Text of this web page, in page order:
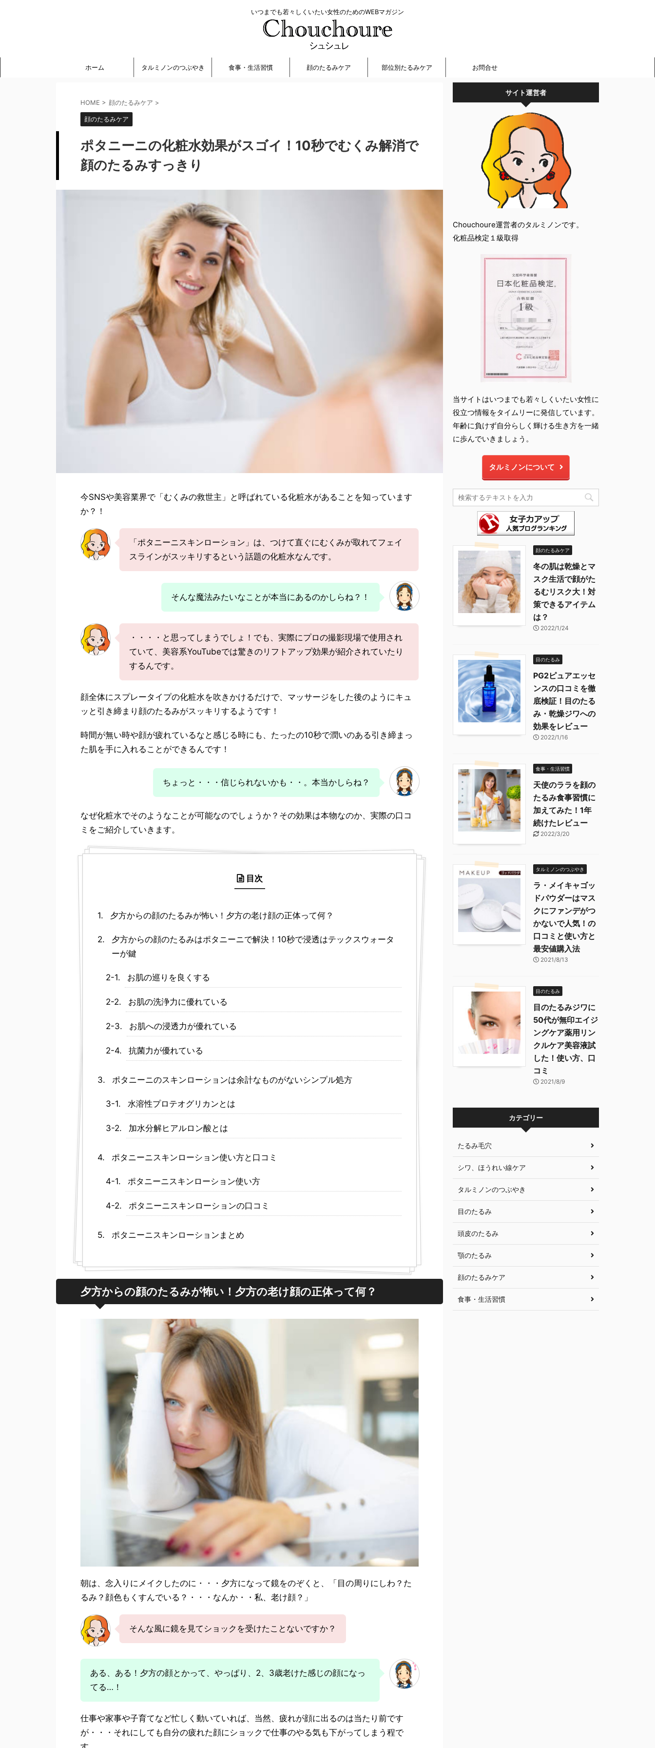
いつまでも若々しくいたい女性のためのWEBマガジン
ホーム タルミノンのつぶやき 食事・生活習慣 顔のたるみケア 部位別たるみケア お問合せ
HOME > 顔のたるみケア >
顔のたるみケア
ポタニーニの化粧水効果がスゴイ！10秒でむくみ解消で
顔のたるみすっきり
今SNSや美容業界で「むくみの救世主」と呼ばれている化粧水があることを知っています
か？！
「ポタニーニスキンローション」は、つけて直ぐにむくみが取れてフェイ
スラインがスッキリするという話題の化粧水なんです。
そんな魔法みたいなことが本当にあるのかしらね？！
・・・・と思ってしまうでしょ！でも、実際にプロの撮影現場で使用され
ていて、美容系YouTubeでは驚きのリフトアップ効果が紹介されていたり
するんです。
顔全体にスプレータイプの化粧水を吹きかけるだけで、マッサージをした後のようにキュ
ッと引き締まり顔のたるみがスッキリするようです！
時間が無い時や顔が疲れているなと感じる時にも、たったの10秒で潤いのある引き締まっ
た肌を手に入れることができるんです！
ちょっと・・・信じられないかも・・。本当かしらね？
なぜ化粧水でそのようなことが可能なのでしょうか？その効果は本物なのか、実際の口コ
ミをご紹介していきます。
目次
夕方からの顔のたるみが怖い！夕方の老け顔の正体って何？
夕方からの顔のたるみはポタニーニで解決！10秒で浸透はテックスウォータ
ーが鍵
お肌の巡りを良くする
お肌の洗浄力に優れている
お肌への浸透力が優れている
抗菌力が優れている
ポタニーニのスキンローションは余計なものがないシンプル処方
水溶性プロテオグリカンとは
加水分解ヒアルロン酸とは
ポタニーニスキンローション使い方と口コミ
ポタニーニスキンローション使い方
ポタニーニスキンローションの口コミ
ポタニーニスキンローションまとめ
夕方からの顔のたるみが怖い！夕方の老け顔の正体って何？
朝は、念入りにメイクしたのに・・・夕方になって鏡をのぞくと、「目の周りにしわ？た
るみ？顔色もくすんでいる？・・・なんか・・私、老け顔？」
そんな風に鏡を見てショックを受けたことないですか？
ある、ある！夕方の顔とかって、やっぱり、2、3歳老けた感じの顔になっ
てる…！
仕事や家事や子育てなど忙しく動いていれば、当然、疲れが顔に出るのは当たり前です
が・・・それにしても自分の疲れた顔にショックで仕事のやる気も下がってしまう程で
サイト運営者
Chouchoure運営者のタルミノンです。
化粧品検定１級取得
当サイトはいつまでも若々しくいたい女性に
役立つ情報をタイムリーに発信しています。
年齢に負けず自分らしく輝ける生き方を一緒
に歩んでいきましょう。
タルミノンについて
顔のたるみケア
冬の肌は乾燥とマ
スク生活で顔がた
るむリスク大！対
策できるアイテム
は？
2022/1/24
目のたるみ
PG2ピュアエッセ
ンスの口コミを徹
底検証！目のたる
み・乾燥ジワへの
効果をレビュー
2022/1/16
食事・生活習慣
天使のララを顔の
たるみ食事習慣に
加えてみた！1年
続けたレビュー
2022/3/20
タルミノンのつぶやき
ラ・メイキャゴッ
ドパウダーはマス
クにファンデがつ
かないで人気！の
口コミと使い方と
最安値購入法
2021/8/13
目のたるみ
目のたるみジワに
50代が無印エイジ
ングケア薬用リン
クルケア美容液試
した！使い方、口
コミ
2021/8/9
カテゴリー
たるみ毛穴
シワ、ほうれい線ケア
タルミノンのつぶやき
目のたるみ
頭皮のたるみ
顎のたるみ
顔のたるみケア
食事・生活習慣